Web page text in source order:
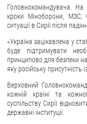
Звернення громадян
ДОСТУП ДО ПУБЛІЧНОЇ
Організація доступу до публічної
Запит на отримання публічної
Облік публічної інформації
Питання запобігання корупції
Головнокомандувача. На
кроки Міноборони, МЗС,
ситуації в Сирії після
«Україна зацікавлена у
буде підтримувати
принципово для безпеки
яку російську
Верховний
кожній країні та
суспільству Сирії
державні інституції.